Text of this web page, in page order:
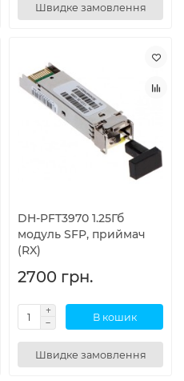
Швидке замовлення
DH-PFT3970 1.25Гб
модуль SFP, приймач
(RX)
2700 грн.
В кошик
Швидке замовлення